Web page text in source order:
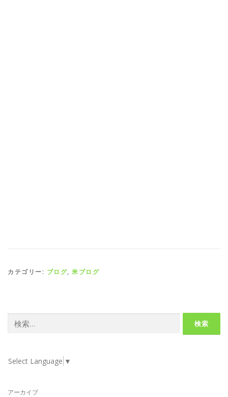
カテゴリー: ブログ, 米ブログ
索:
Select Language ▼
アーカイブ